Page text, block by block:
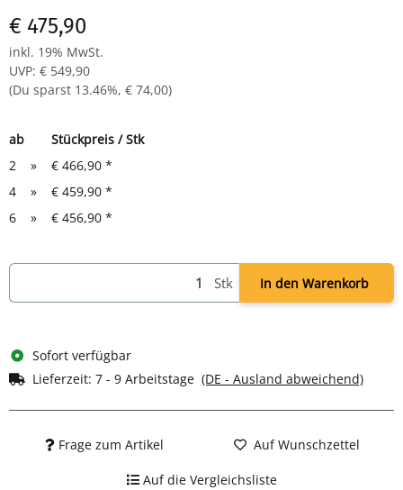
Sitzhöhe: 47,5 - 61,5 cm, Multifunktionsrollen
Maße: 990-1135 x 485 x 440 mm (HxBxT)
€ 475,90
inkl. 19% MwSt.
UVP: € 549,90
(Du sparst 13.46%, € 74,00)
ab
Stückpreis / Stk
2
» € 466,90 *
4
» € 459,90 *
6
» € 456,90 *
Stk In den Warenkorb
Sofort verfügbar
Lieferzeit: 7 - 9 Arbeitstage (DE - Ausland abweichend)
Frage zum Artikel Auf Wunschzettel
Auf die Vergleichsliste